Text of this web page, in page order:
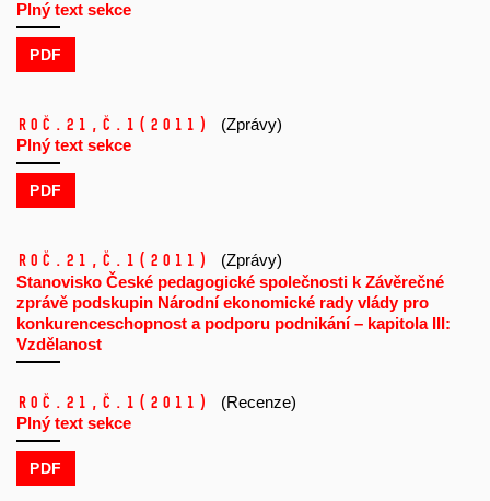
Plný text sekce
PDF
Roč.21, č.1 (2011)
(Zprávy)
Plný text sekce
PDF
Roč.21, č.1 (2011)
(Zprávy)
Stanovisko České pedagogické společnosti k Závěrečné
zprávě podskupin Národní ekonomické rady vlády pro
konkurenceschopnost a podporu podnikání – kapitola III:
Vzdělanost
Roč.21, č.1 (2011)
(Recenze)
Plný text sekce
PDF